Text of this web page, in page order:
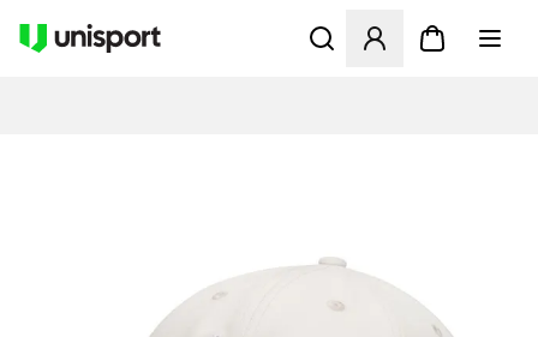
Åbner en Modal til at